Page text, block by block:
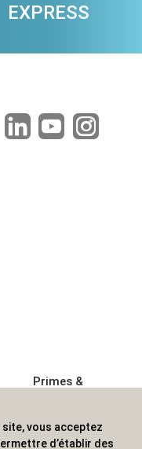
EXPRESS
Primes &
Boisson
vous acceptez
d’établir des